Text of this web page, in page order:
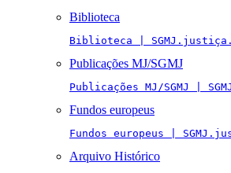
Biblioteca
Biblioteca |
Publicações MJ/SGMJ
Publicações MJ/SGMJ |
Fundos europeus
Fundos europeus |
Arquivo Histórico